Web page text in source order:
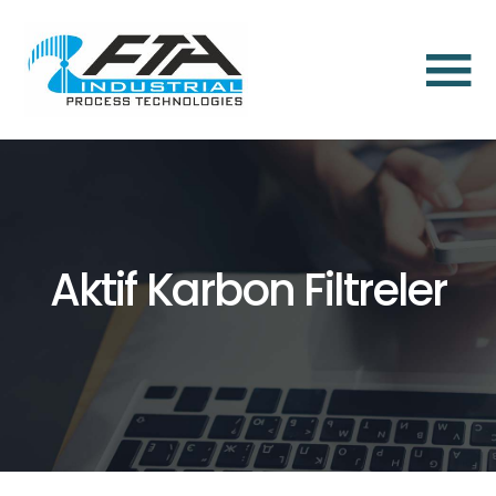
Çözümleri
Endüstriyel
Filtrasyon
Aktif Karbon Filtreler